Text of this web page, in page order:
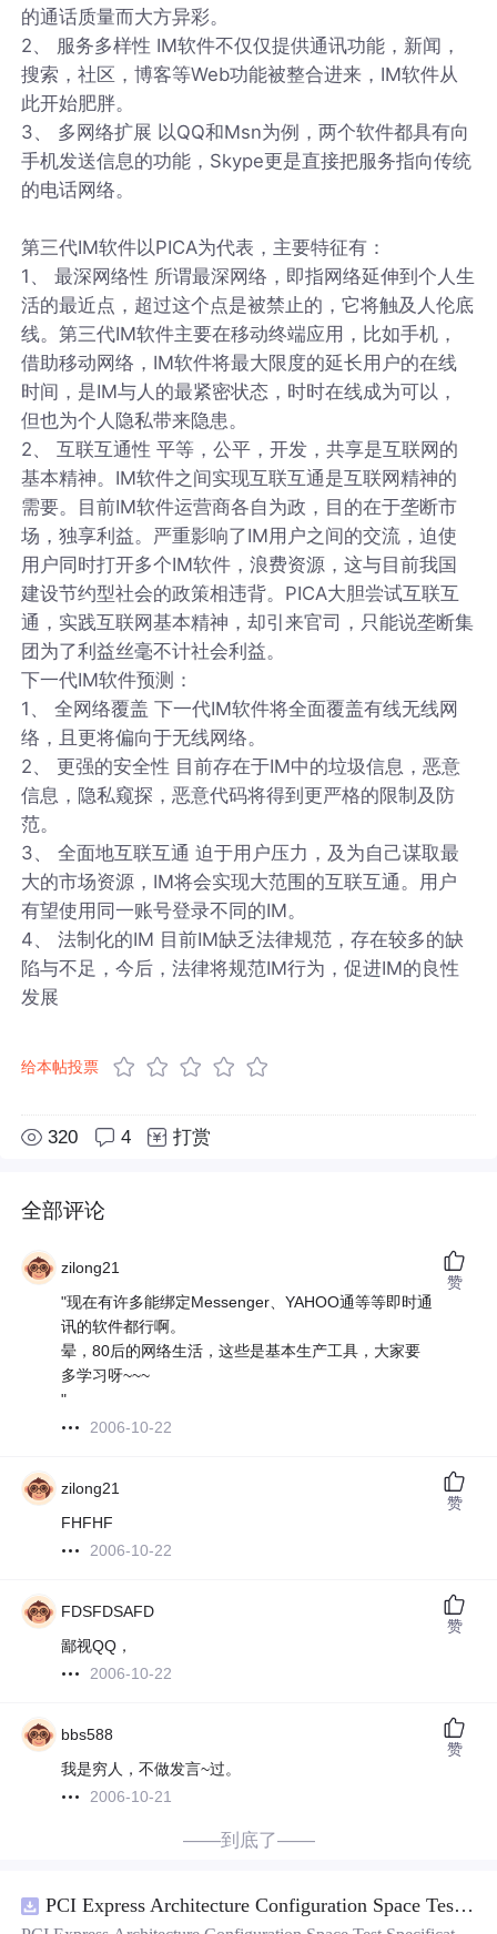
的通话质量而大方异彩。
2、 服务多样性 IM软件不仅仅提供通讯功能，新闻，
搜索，社区，博客等Web功能被整合进来，IM软件从
此开始肥胖。
3、 多网络扩展 以QQ和Msn为例，两个软件都具有向
手机发送信息的功能，Skype更是直接把服务指向传统
的电话网络。
第三代IM软件以PICA为代表，主要特征有：
1、 最深网络性 所谓最深网络，即指网络延伸到个人生
活的最近点，超过这个点是被禁止的，它将触及人伦底
线。第三代IM软件主要在移动终端应用，比如手机，
借助移动网络，IM软件将最大限度的延长用户的在线
时间，是IM与人的最紧密状态，时时在线成为可以，
但也为个人隐私带来隐患。
2、 互联互通性 平等，公平，开发，共享是互联网的
基本精神。IM软件之间实现互联互通是互联网精神的
需要。目前IM软件运营商各自为政，目的在于垄断市
场，独享利益。严重影响了IM用户之间的交流，迫使
用户同时打开多个IM软件，浪费资源，这与目前我国
建设节约型社会的政策相违背。PICA大胆尝试互联互
通，实践互联网基本精神，却引来官司，只能说垄断集
团为了利益丝毫不计社会利益。
下一代IM软件预测：
1、 全网络覆盖 下一代IM软件将全面覆盖有线无线网
络，且更将偏向于无线网络。
2、 更强的安全性 目前存在于IM中的垃圾信息，恶意
信息，隐私窥探，恶意代码将得到更严格的限制及防
范。
3、 全面地互联互通 迫于用户压力，及为自己谋取最
大的市场资源，IM将会实现大范围的互联互通。用户
有望使用同一账号登录不同的IM。
4、 法制化的IM 目前IM缺乏法律规范，存在较多的缺
陷与不足，今后，法律将规范IM行为，促进IM的良性
发展
给本帖投票
320 4 打赏
全部评论
zilong21
"现在有许多能绑定Messenger、YAHOO通等等即时通
讯的软件都行啊。
晕，80后的网络生活，这些是基本生产工具，大家要
多学习呀~~~
"
2006-10-22
赞
zilong21
FHFHF
2006-10-22
赞
FDSFDSAFD
鄙视QQ，
2006-10-22
赞
bbs588
我是穷人，不做发言~过。
2006-10-21
赞
——到底了——
PCI Express Architecture Configuration Space Test Specification Revision 5.0, Version 1.0 (CB).pdf